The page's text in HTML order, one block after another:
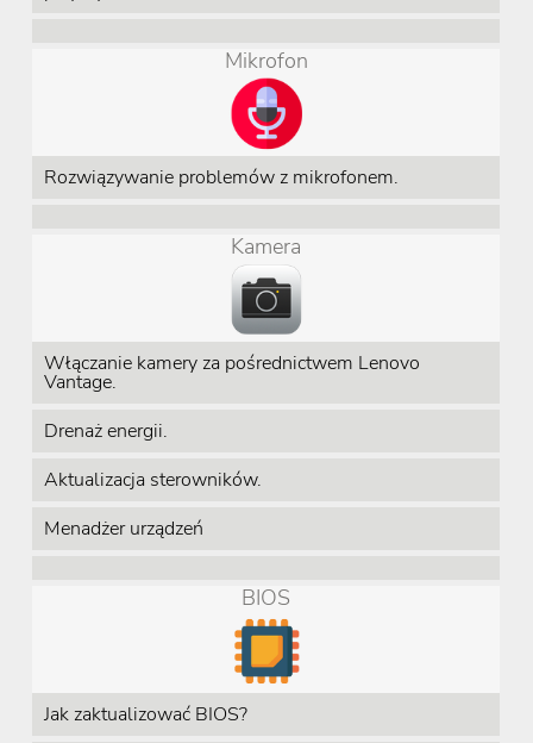
Mikrofon
Rozwiązywanie problemów z mikrofonem.
Kamera
Włączanie kamery za pośrednictwem Lenovo
Vantage.
Drenaż energii.
Aktualizacja sterowników.
Menadżer urządzeń
BIOS
Jak zaktualizować BIOS?